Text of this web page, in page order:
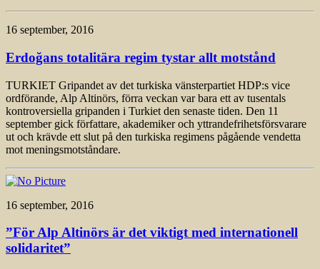
16 september, 2016
Erdoğans totalitära regim tystar allt motstånd
TURKIET Gripandet av det turkiska vänsterpartiet HDP:s vice
ordförande, Alp Altinörs, förra veckan var bara ett av tusentals
kontroversiella gripanden i Turkiet den senaste tiden. Den 11
september gick författare, akademiker och yttrandefrihetsförsvarare
ut och krävde ett slut på den turkiska regimens pågående vendetta
mot meningsmotståndare.
16 september, 2016
”För Alp Altinörs är det viktigt med internationell
solidaritet”